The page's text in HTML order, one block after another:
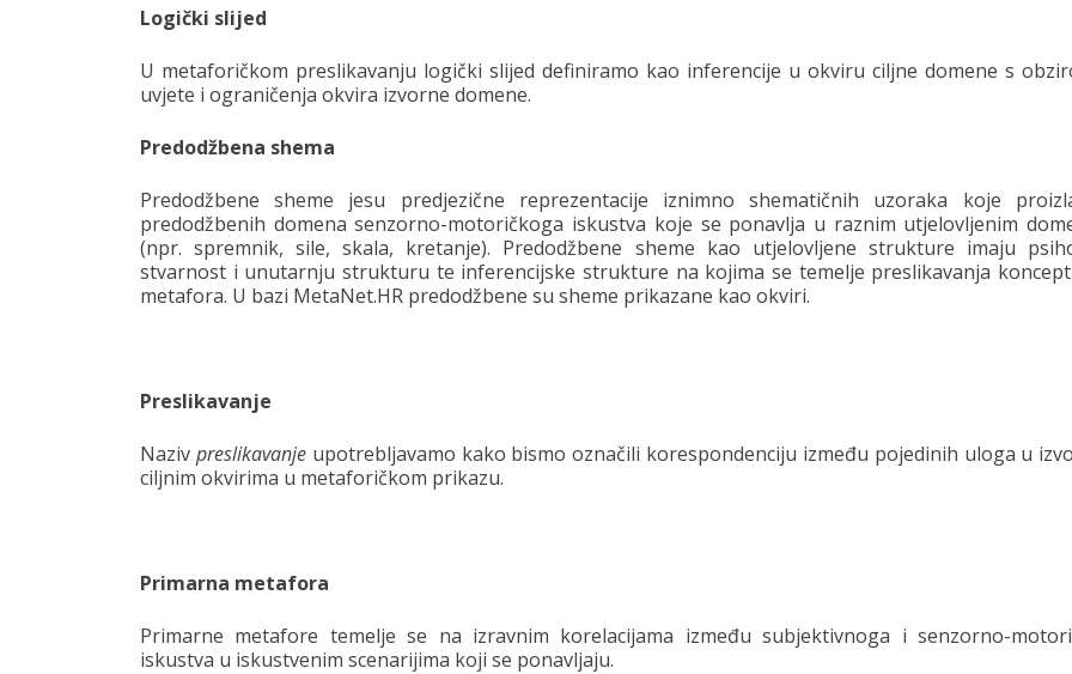
Logički slijed
U metaforičkom preslikavanju logički slijed definiramo kao inferencije u okviru ciljne domene s
uvjete i ograničenja okvira izvorne domene.
Predodžbena shema
Predodžbene sheme jesu predjezične reprezentacije iznimno shematičnih uzoraka koje
predodžbenih domena senzorno-motoričkoga iskustva koje se ponavlja u raznim utjelovljenim
(npr. spremnik, sile, skala, kretanje). Predodžbene sheme kao utjelovljene strukture imaju
stvarnost i unutarnju strukturu te inferencijske strukture na kojima se temelje preslikavanja
metafora. U bazi MetaNet.HR predodžbene su sheme prikazane kao okviri.
Preslikavanje
Naziv preslikavanjeupotrebljavamo kako bismo označili korespondenciju između pojedinih uloga u
ciljnim okvirima u metaforičkom prikazu.
Primarna metafora
Primarne metafore temelje se na izravnim korelacijama između subjektivnoga i senzorno-
iskustva u iskustvenim scenarijima koji se ponavljaju.